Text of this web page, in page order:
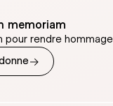
memoriam
pour rendre
→